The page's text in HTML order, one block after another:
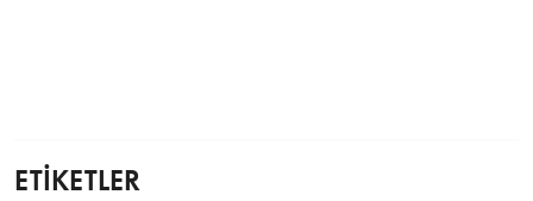
ETİKETLER